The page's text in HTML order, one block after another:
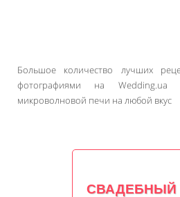
Большое количество лучших
фотографиями на
микроволновой печи на любой вкус
СВАДЕБНЫЙ